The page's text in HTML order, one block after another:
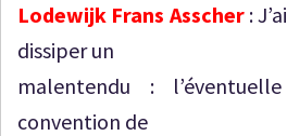
Lodewijk Frans Asscher :
dissiper un
malentendu :
convention de